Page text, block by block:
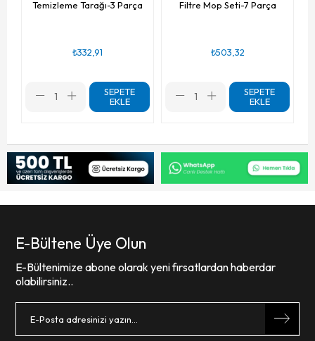
Temizleme Tarağı-3 Parça
₺332,91
SEPETE
EKLE
Filtre Mop Seti-7 Parça
₺503,32
SEPETE
EKLE
E-Bültene Üye Olun
E-Bültenimize abone olarak yeni fırsatlardan haberdar
olabilirsiniz..